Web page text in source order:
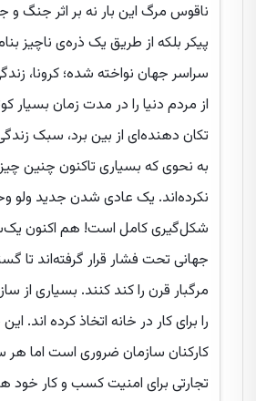
ناقوس مرگ این بار نه بر اثر جنگ و
پیکر بلکه از طریق یک ذره‌ی ناچیز
سراسر جهان نواخته شده؛ کرونا،
از مردم دنیا را در مدت زمان بسیار
تکان دهنده‌ای از بین برد، سبک
به نحوی که بسیاری تاکنون چنین
نکرده‌اند. یک عادی شدن جدید ولو
شکل‌گیری کامل است! هم اکنون
جهانی تحت فشار قرار گرفته‌اند تا
مرگبار قرن را کند کنند. بسیاری از
را برای کار در خانه اتخاذ کرده اند.
کارکنان سازمان ضروری است اما هر
تجارتی برای امنیت کسب و کار خود